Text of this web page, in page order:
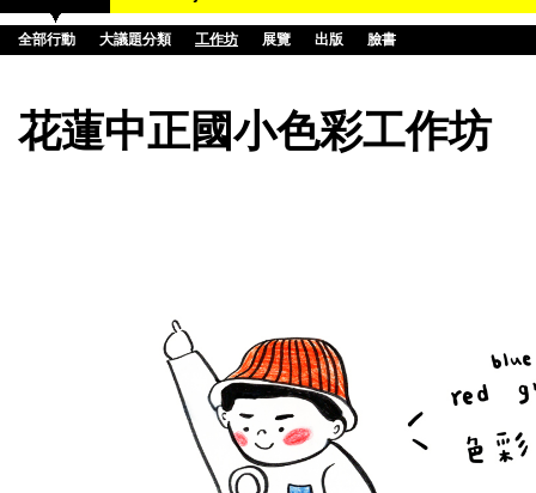
全部行動 大議題分類 工作坊 展覽 出版 臉書
花蓮中正國小色彩工作坊